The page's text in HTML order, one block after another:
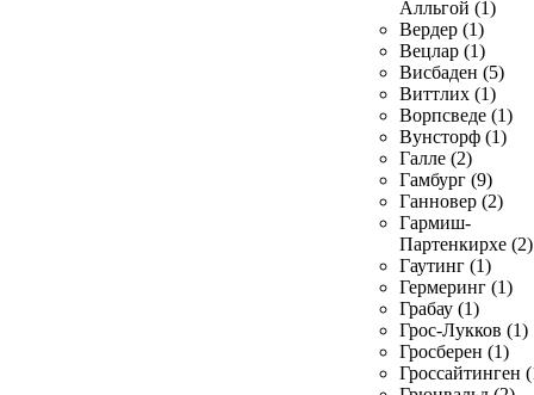
Алльгой (1)
Вердер (1)
Вецлар (1)
Висбаден (5)
Виттлих (1)
Ворпсведе (1)
Вунсторф (1)
Галле (2)
Гамбург (9)
Ганновер (2)
Гармиш-
Партенкирхе (2)
Гаутинг (1)
Гермеринг (1)
Грабау (1)
Грос-Лукков (1)
Гросберен (1)
Гроссайтинген